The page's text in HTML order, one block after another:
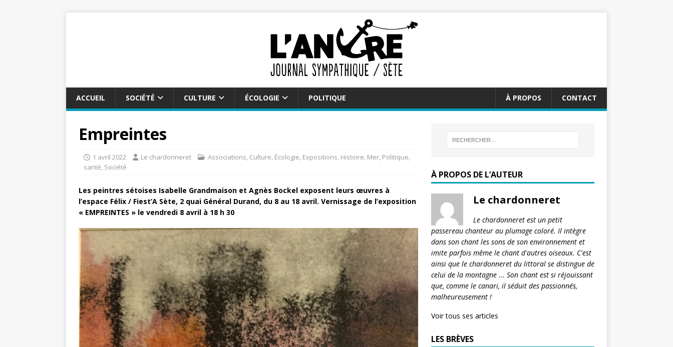
ACCUEIL SOCIÉTÉ CULTURE ÉCOLOGIE POLITIQUE CONTACT
À PROPOS
Empreintes
1 avril 2022 Le chardonneret Associations, Culture, Écologie, Expositions, Histoire, Mer, Politique,
santé, Société
Les peintres sétoises Isabelle Grandmaison et Agnès Bockel exposent leurs œuvres à
l’espace Félix / Fiest’A Sète, 2 quai Général Durand, du 8 au 18 avril. Vernissage de l’exposition
« EMPREINTES » le vendredi 8 avril à 18 h 30
À PROPOS DE L’AUTEUR
Le chardonneret
Le chardonneret est un petit
passereau chanteur au plumage coloré. Il intègre
dans son chant les sons de son environnement et
imite parfois même le chant d'autres oiseaux. C'est
ainsi que le chardonneret du littoral se distingue de
celui de la montagne ... Son chant est si réjouissant
que, comme le canari, il séduit des passionnés,
malheureusement !
Voir tous ses articles
LES BRÈVES